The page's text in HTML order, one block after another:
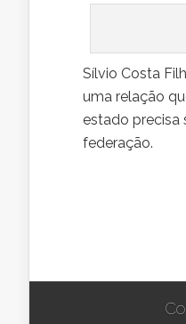
Sílvio Costa
uma relação
estado precisa
federação.